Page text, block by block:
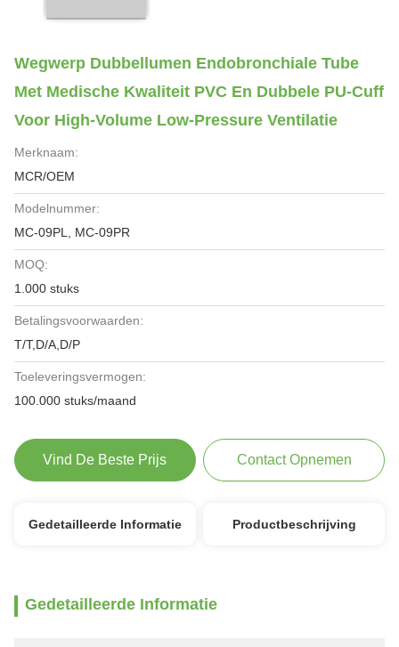
Wegwerp Dubbellumen Endobronchiale Tube
Met Medische Kwaliteit PVC En Dubbele PU-Cuff
Voor High-Volume Low-Pressure Ventilatie
Merknaam:
MCR/OEM
Modelnummer:
MC-09PL, MC-09PR
MOQ:
1.000 stuks
Betalingsvoorwaarden:
T/T,D/A,D/P
Toeleveringsvermogen:
100.000 stuks/maand
Vind De Beste Prijs Contact Opnemen
Gedetailleerde Informatie Productbeschrijving
Gedetailleerde Informatie